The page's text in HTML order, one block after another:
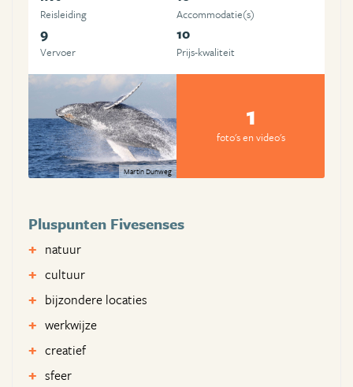
Reisleiding Accommodatie(s)
9
Vervoer
10
Prijs-kwaliteit
Martin Dunweg
1
foto's en video's
Pluspunten Fivesenses
natuur
cultuur
bijzondere locaties
werkwijze
creatief
sfeer